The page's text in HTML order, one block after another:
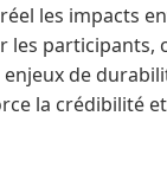
les impacts
les participants,
de
la crédibilité et